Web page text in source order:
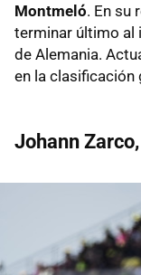
Montmeló. En su
terminar último al
de Alemania.
en la clasificación
Johann